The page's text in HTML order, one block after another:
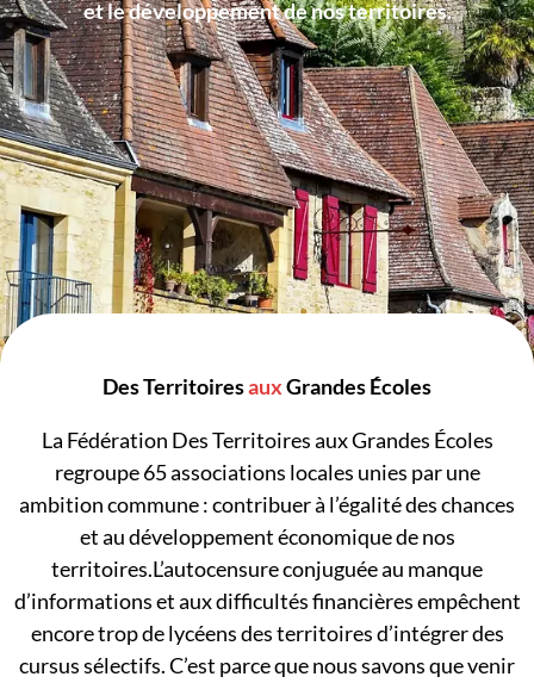
et le développement de nos territoires.
Des TerritoiresauxGrandes Écoles
La Fédération Des Territoires aux Grandes Écoles
regroupe65associations locales unies par une
ambition commune : contribuer à l’égalité des chances
et au développement économique de nos
territoires.L’autocensure conjuguée au manque
d’informations et aux difficultés financières empêchent
encore trop de lycéens des territoires d’intégrer des
cursus sélectifs. C’est parce que nous savons que venir